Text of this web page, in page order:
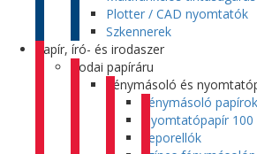
Plotter / CAD nyomtatók
Szkennerek
Papír, író- és irodaszer
Irodai papíráru
Fénymásoló és
Fénymásoló papírok
Nyomtatópapír
Leporellók